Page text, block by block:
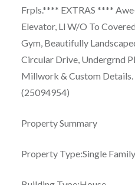
Frpls.**** EXTRAS ****
Elevator, Ll W/O To
Gym, Beautifully
Circular Drive, Undergrnd
Millwork & Custom Details.
(25094954)
Property Summary
Property Type:Single Family